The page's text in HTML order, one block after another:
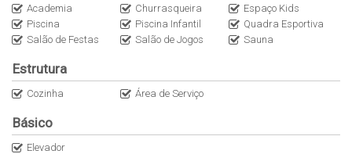
Academia Churrasqueira
Espaço Kids
Piscina
Piscina Infantil
Quadra Esportiva
Salão de Festas
Salão de Jogos Sauna
Estrutura
Cozinha Área de Serviço
Básico
Elevador